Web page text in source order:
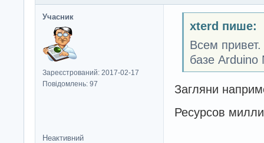
Учасник
Зареєстрований: 2017-02-17
Повідомлень: 97
xterd пише:
Всем
базе
Загляни
Ресурсов
Неактивний